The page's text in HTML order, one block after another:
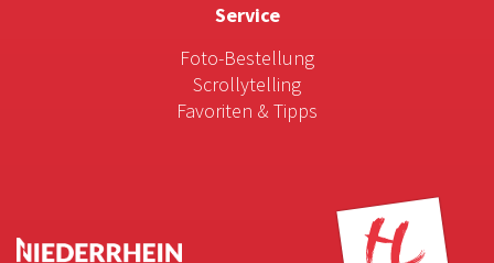
Service
Foto-Bestellung
Scrollytelling
Favoriten & Tipps